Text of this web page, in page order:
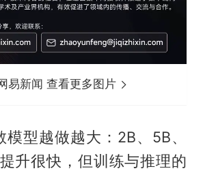
易新闻 查看更多图片
型越做越大：2B、5B、
升很快，但训练与推理的